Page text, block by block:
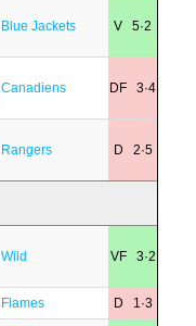
Blue Jackets V 5·2
Canadiens DF 3·4
Rangers D 2·5
Wild VF 3·2
Flames D 1·3